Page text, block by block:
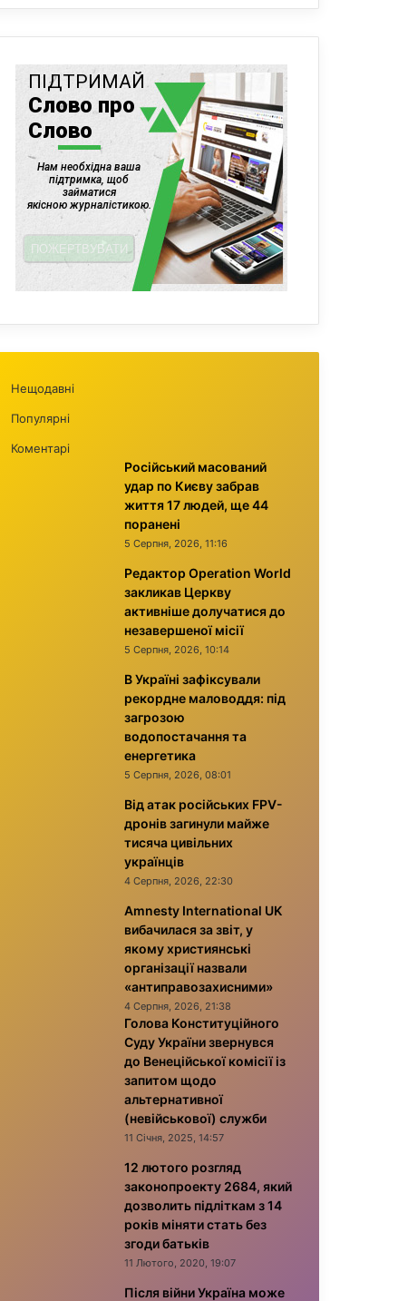
Нещодавні
Популярні
Коментарі
Російський масований
удар по Києву забрав
життя 17 людей, ще 44
поранені
5 Серпня, 2026, 11:16
Редактор Operation World
закликав Церкву
активніше долучатися до
незавершеної місії
5 Серпня, 2026, 10:14
В Україні зафіксували
рекордне маловоддя: під
загрозою
водопостачання та
енергетика
5 Серпня, 2026, 08:01
Від атак російських FPV-
дронів загинули майже
тисяча цивільних
українців
4 Серпня, 2026, 22:30
Amnesty International UK
вибачилася за звіт, у
якому християнські
організації назвали
«антиправозахисними»
4 Серпня, 2026, 21:38
Голова Конституційного
Суду України звернувся
до Венеційської комісії із
запитом щодо
альтернативної
(невійськової) служби
11 Січня, 2025, 14:57
12 лютого розгляд
законопроекту 2684, який
дозволить підліткам з 14
років міняти стать без
згоди батьків
11 Лютого, 2020, 19:07
Після війни Україна може